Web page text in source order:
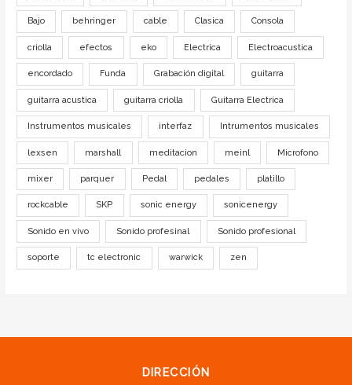
Bajo behringer cable Clasica Consola
criolla efectos eko Electrica Electroacustica
encordado Funda Grabación digital guitarra
guitarra acustica guitarra criolla Guitarra Electrica
Instrumentos musicales interfaz Intrumentos musicales
lexsen marshall meditacion meinl Microfono
mixer parquer Pedal pedales platillo
rockcable SKP sonic energy sonicenergy
Sonido en vivo Sonido profesinal Sonido profesional
soporte tc electronic warwick zen
DIRECCIÓN